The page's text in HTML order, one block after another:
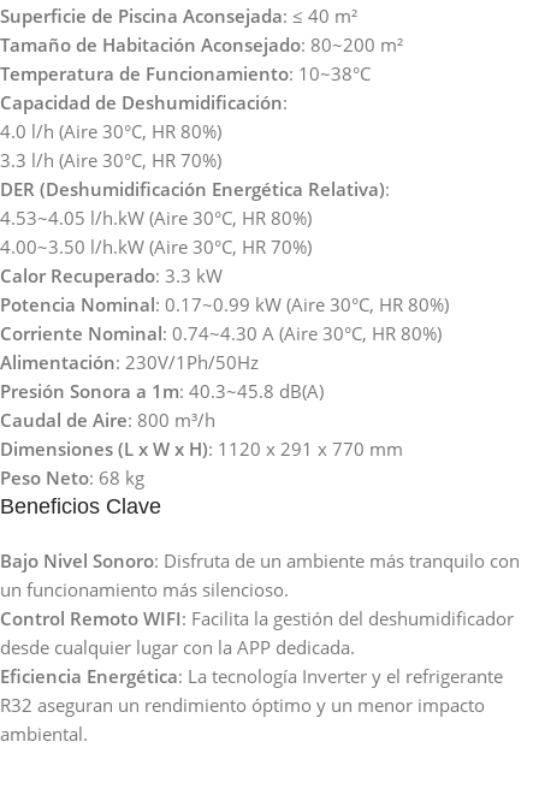
Superficie de Piscina Aconsejada: ≤ 40 m²
Tamaño de Habitación Aconsejado: 80~200 m²
Temperatura de Funcionamiento: 10~38°C
Capacidad de Deshumidificación:
4.0 l/h (Aire 30°C, HR 80%)
3.3 l/h (Aire 30°C, HR 70%)
DER (Deshumidificación Energética Relativa):
4.53~4.05 l/h.kW (Aire 30°C, HR 80%)
4.00~3.50 l/h.kW (Aire 30°C, HR 70%)
Calor Recuperado: 3.3 kW
Potencia Nominal: 0.17~0.99 kW (Aire 30°C, HR 80%)
Corriente Nominal: 0.74~4.30 A (Aire 30°C, HR 80%)
Alimentación: 230V/1Ph/50Hz
Presión Sonora a 1m: 40.3~45.8 dB(A)
Caudal de Aire: 800 m³/h
Dimensiones (L x W x H): 1120 x 291 x 770 mm
Peso Neto: 68 kg
Beneficios Clave
Bajo Nivel Sonoro: Disfruta de un ambiente más tranquilo con
un funcionamiento más silencioso.
Control Remoto WIFI: Facilita la gestión del deshumidificador
desde cualquier lugar con la APP dedicada.
Eficiencia Energética: La tecnología Inverter y el refrigerante
R32 aseguran un rendimiento óptimo y un menor impacto
ambiental.